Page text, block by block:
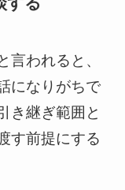
言われると、
になりがちで
き継ぎ範囲と
す前提にする